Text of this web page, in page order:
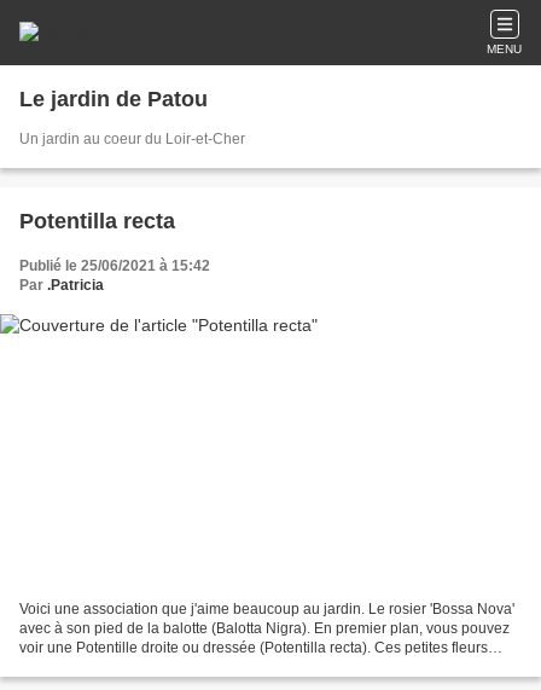
MENU
Le jardin de Patou
Un jardin au coeur du Loir-et-Cher
Potentilla recta
Publié le 25/06/2021 à 15:42
Par .Patricia
Voici une association que j'aime beaucoup au jardin. Le rosier 'Bossa Nova'
avec à son pied de la balotte (Balotta Nigra). En premier plan, vous pouvez
voir une Potentille droite ou dressée (Potentilla recta). Ces petites fleurs